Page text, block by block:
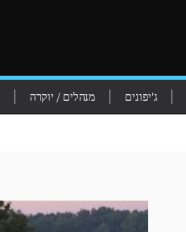
ג'יפונים מנהלים / יוקרה